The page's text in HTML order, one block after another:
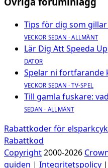
Tips för dig som
VECKOR SEDAN · ALLMÄNT
Lär Dig Att Speeda
DATOR
Spelar ni fortfarande
VECKOR SEDAN · TV-SPEL
Till gamla fuskare:
SEDAN · ALLMÄNT
Rabattkoder för
Rabattkod
Copyright2000-2026
guiden | Integritetspolicy |